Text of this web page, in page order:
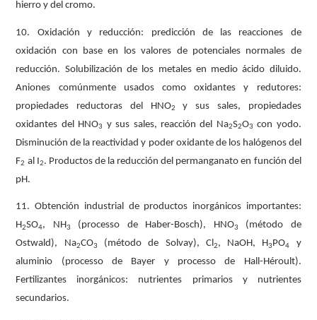
hierro y del cromo.
10. Oxidación y reducción: predicción de las reacciones de
oxidación con base en los valores de potenciales normales de
reducción. Solubilización de los metales en medio ácido diluido.
Aniones comúnmente usados como oxidantes y redutores:
propiedades reductoras del HNO2
y sus sales, propiedades
oxidantes del HNO3 y sus sales, reacción del Na2S2O3 con yodo.
Disminución de la reactividad y poder oxidante de los halógenos del
F2 al I2. Productos de la reducción del permanganato en función del
pH.
11. Obtención industrial de productos inorgánicos importantes:
H2SO4, NH3 (processo de Haber-Bosch), HNO3
(método de
Ostwald), Na2CO3 (método de Solvay), Cl2, NaOH, H3PO4
y
aluminio (processo de Bayer y processo de Hall-Héroult).
Fertilizantes inorgánicos: nutrientes primarios y nutrientes
secundarios.